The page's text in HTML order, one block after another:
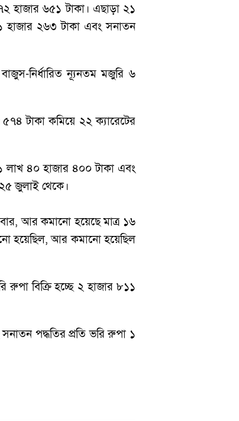
হাজার ৬৫১ টাকা। এছাড়া ২১
হাজার ২৬৩ টাকা এবং সনাতন
নির্ধারিত ন্যূনতম মজুরি ৬
টাকা কমিয়ে ২২ ক্যারেটের
লাখ ৪০ হাজার ৪০০ টাকা এবং
২৫ জুলাই থেকে।
আর কমানো হয়েছে মাত্র ১৬
হয়েছিল, আর কমানো হয়েছিল
রুপা বিক্রি হচ্ছে ২ হাজার ৮১১
পদ্ধতির প্রতি ভরি রুপা ১